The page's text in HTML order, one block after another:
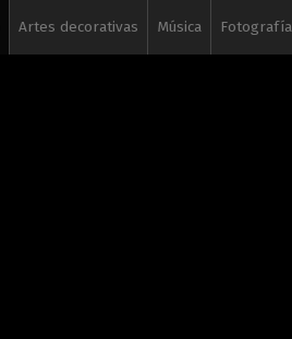
Artes decorativas Música Fotografía